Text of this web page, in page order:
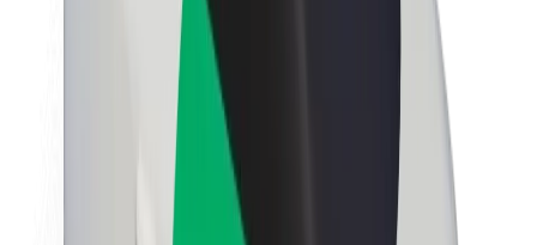
Fenntarthatóság a Boltnál
Project Zero
Sajtószoba